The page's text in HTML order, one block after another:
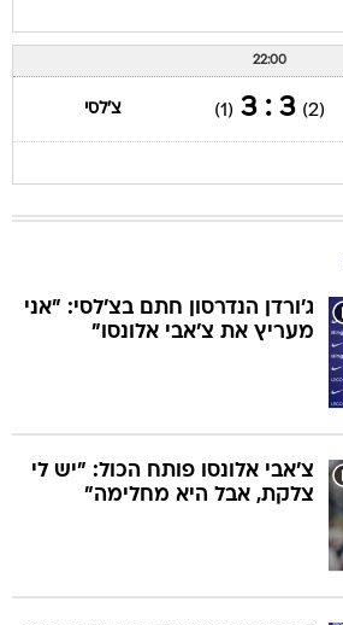
22:00
(2)
3 : 3
(1) צ'לסי
ג'ורדן הנדרסון חתם בצ'לסי: "אני
מעריץ את צ'אבי אלונסו"
צ'אבי אלונסו פותח הכול: "יש לי
צלקת, אבל היא מחלימה"